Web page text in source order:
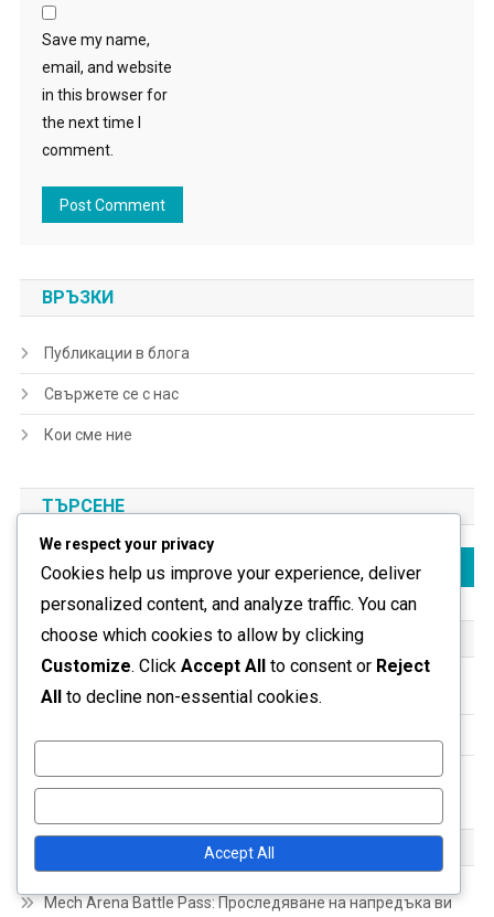
Save my name,
email, and website
in this browser for
the next time I
comment.
ВРЪЗКИ
Публикации в блога
Свържете се с нас
Кои сме ние
ТЪРСЕНЕ
for:
КАТЕГОРИИ
Бонуси от Бойния Пропуск
Награди за събития с токени
ПОСЛЕДНИ ПУБЛИКАЦИИ
Mech Arena Battle Pass: Проследяване на напредъка ви
We respect your privacy
Cookies help us improve your experience, deliver
personalized content, and analyze traffic. You can
choose which cookies to allow by clicking
Customize. Click Accept All to consent or Reject
All to decline non-essential cookies.
Accept All